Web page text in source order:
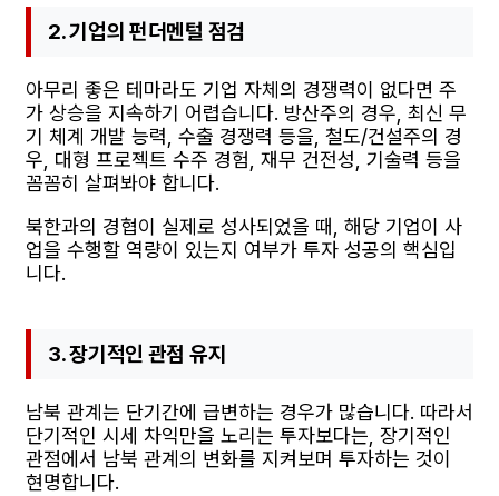
2. 기업의 펀더멘털 점검
아무리 좋은 테마라도 기업 자체의 경쟁력이 없다면 주
가 상승을 지속하기 어렵습니다. 방산주의 경우, 최신 무
기 체계 개발 능력, 수출 경쟁력 등을, 철도/건설주의 경
우, 대형 프로젝트 수주 경험, 재무 건전성, 기술력 등을
꼼꼼히 살펴봐야 합니다.
북한과의 경협이 실제로 성사되었을 때, 해당 기업이 사
업을 수행할 역량이 있는지 여부가 투자 성공의 핵심입
니다.
3. 장기적인 관점 유지
남북 관계는 단기간에 급변하는 경우가 많습니다. 따라서
단기적인 시세 차익만을 노리는 투자보다는, 장기적인
관점에서 남북 관계의 변화를 지켜보며 투자하는 것이
현명합니다.